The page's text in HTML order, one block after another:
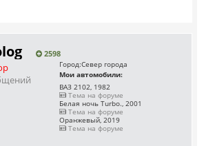
2598
Город:Север города
Мои автомобили:
ВАЗ 2102, 1982
Тема на форуме
Белая ночь Turbo., 2001
Тема на форуме
Оранжевый, 2019
Тема на форуме